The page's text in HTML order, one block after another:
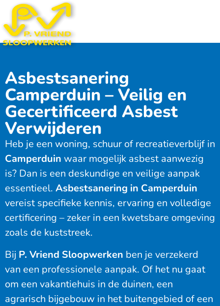
Asbestsanering
Camperduin – Veilig en
Gecertificeerd Asbest
Verwijderen
Heb je een woning, schuur of recreatieverblijf in
Camperduin waar mogelijk asbest aanwezig
is? Dan is een deskundige en veilige aanpak
essentieel. Asbestsanering in Camperduin
vereist specifieke kennis, ervaring en volledige
certificering – zeker in een kwetsbare omgeving
zoals de kuststreek.
Bij P. Vriend Sloopwerken ben je verzekerd
van een professionele aanpak. Of het nu gaat
om een vakantiehuis in de duinen, een
agrarisch bijgebouw in het buitengebied of een